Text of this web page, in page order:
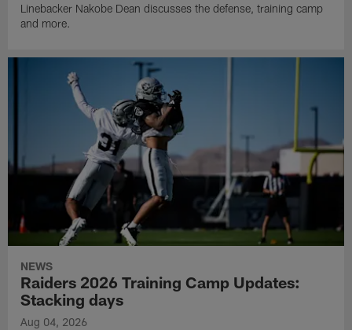
Linebacker Nakobe Dean discusses the defense, training camp
and more.
NEWS
Raiders 2026 Training Camp Updates:
Stacking days
Aug 04, 2026